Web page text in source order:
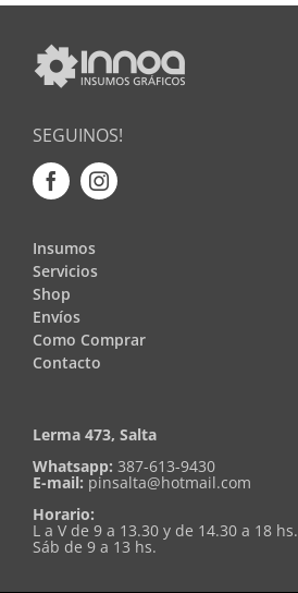
SEGUINOS!
Insumos
Servicios
Shop
Envíos
Como Comprar
Contacto
Lerma 473, Salta
Whatsapp: 387-613-9430
E-mail: pinsalta@hotmail.com
Horario:
L a V de 9 a 13.30 y de 14.30 a 18 hs.
Sáb de 9 a 13 hs.